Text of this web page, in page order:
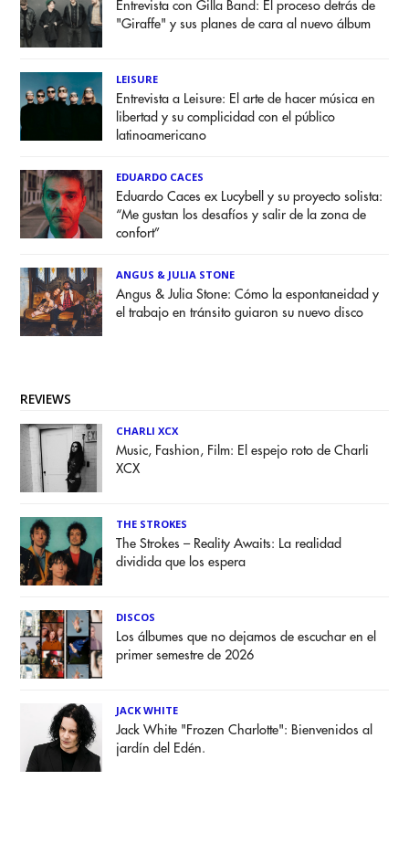
Entrevista con Gilla Band: El proceso detrás de
"Giraffe" y sus planes de cara al nuevo álbum
LEISURE
Entrevista a Leisure: El arte de hacer música en
libertad y su complicidad con el público
latinoamericano
EDUARDO CACES
Eduardo Caces ex Lucybell y su proyecto solista:
“Me gustan los desafíos y salir de la zona de
confort”
ANGUS & JULIA STONE
Angus & Julia Stone: Cómo la espontaneidad y
el trabajo en tránsito guiaron su nuevo disco
REVIEWS
CHARLI XCX
Music, Fashion, Film: El espejo roto de Charli
XCX
THE STROKES
The Strokes – Reality Awaits: La realidad
dividida que los espera
DISCOS
Los álbumes que no dejamos de escuchar en el
primer semestre de 2026
JACK WHITE
Jack White "Frozen Charlotte": Bienvenidos al
jardín del Edén.